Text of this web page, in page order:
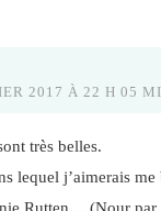
2017 À 22 H 05
très belles.
lequel j’aimerais
Rutten… (Nour